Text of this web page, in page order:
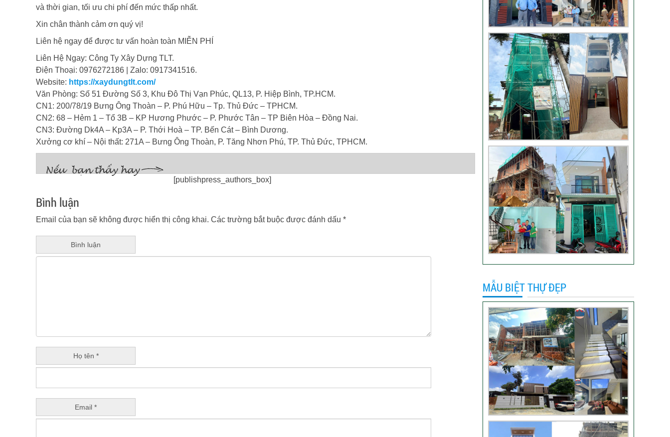
và thời gian, tối ưu chi phí đến mức thấp nhất.
Xin chân thành cảm ơn quý vị!
Liên hệ ngay để được tư vấn hoàn toàn MIỄN PHÍ
Liên Hệ Ngay: Công Ty Xây Dựng TLT.
Điện Thoại: 0976272186 | Zalo: 0917341516.
Website: https://xaydungtlt.com/
Văn Phòng: Số 51 Đường Số 3, Khu Đô Thị Vạn Phúc, QL13, P. Hiệp Bình, TP.HCM.
CN1: 200/78/19 Bưng Ông Thoàn – P. Phú Hữu – Tp. Thủ Đức – TPHCM.
CN2: 68 – Hẻm 1 – Tổ 3B – KP Hương Phước – P. Phước Tân – TP Biên Hòa – Đồng Nai.
CN3: Đường Dk4A – Kp3A – P. Thới Hoà – TP. Bến Cát – Bình Dương.
Xưởng cơ khí – Nội thất: 271A – Bưng Ông Thoàn, P. Tăng Nhơn Phú, TP. Thủ Đức, TPHCM.
[publishpress_authors_box]
Bình luận
Email của bạn sẽ không được hiển thị công khai. Các trường bắt buộc được đánh dấu *
Bình luận
Họ tên *
Email *
Đánh giá khách hàng
xây nhà tại Thủ Đức
Thi công móng nhà
có sàn vượt nhịp tại
Hóc Môn
Đánh giá của khách
hàng xây nhà 3 tầng
tại Thủ Đức
Video đánh giá của
khách hàng anh Hào
Quận Gò Vấp-Xây
nhà trọn gói
VIDEO đánh giá của
khách hàng xây nhà
trọn gói tại TP Thủ
Video sửa nhà trọn
gói tại Tân Bình
Video hình ảnh thi
công nhà anh Hiếu
Video bàn giao nhà
chị Phượng – Nhà Bè
TPHCM
MẪU BIỆT THỰ ĐẸP